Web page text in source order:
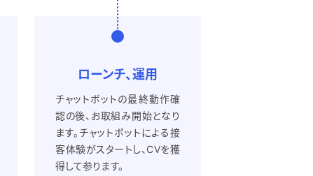
ローンチ、運用
チャットボットの最終動作確
認の後、お取組み開始となり
ます。チャットボットによる接
客体験がスタートし、CVを獲
得して参ります。